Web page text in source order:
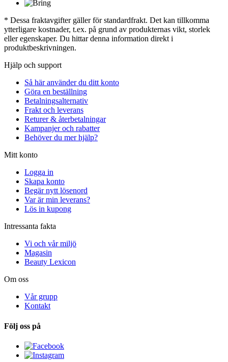
* Dessa fraktavgifter gäller för standardfrakt. Det kan tillkomma
ytterligare kostnader, t.ex. på grund av produkternas vikt, storlek
eller egenskaper. Du hittar denna information direkt i
produktbeskrivningen.
Hjälp och support
Så här använder du ditt konto
Göra en beställning
Betalningsalternativ
Frakt och leverans
Returer & återbetalningar
Kampanjer och rabatter
Behöver du mer hjälp?
Mitt konto
Logga in
Skapa konto
Begär nytt lösenord
Var är min leverans?
Lös in kupong
Intressanta fakta
Vi och vår miljö
Magasin
Beauty Lexicon
Om oss
Vår grupp
Kontakt
Följ oss på